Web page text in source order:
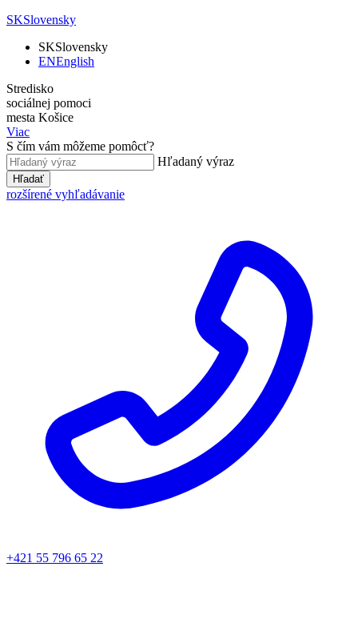
SKSlovensky
SKSlovensky
ENEnglish
Stredisko
sociálnej pomoci
mesta Košice
Viac
S čím vám môžeme pomôcť?
Hľadaný výraz
Hľadať
rozšírené vyhľadávanie
+421 55 796 65 22